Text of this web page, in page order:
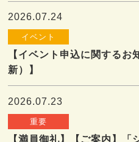
2026.07.24
イベント
【イベント申込に関するお
新）】
2026.07.23
重要
【満員御礼】【ご案内】「